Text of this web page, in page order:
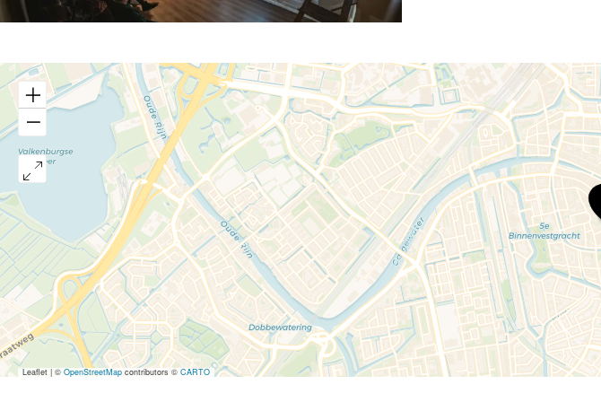
Leaflet|©OpenStreetMapcontributors ©CARTO